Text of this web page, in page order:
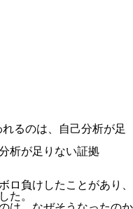
るのは、自己分析が足
析が足りない証拠
ロ負けしたことがあり、
た。